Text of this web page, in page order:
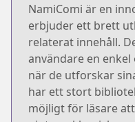
NamiComi är en
erbjuder ett brett
relaterat innehåll.
användare en
när de utforskar
har ett stort
möjligt för läsare